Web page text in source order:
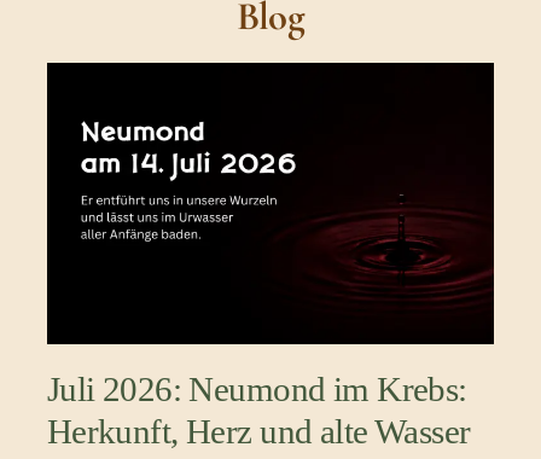
Blog
Juli 2026: Neumond im Krebs:
Herkunft, Herz und alte Wasser